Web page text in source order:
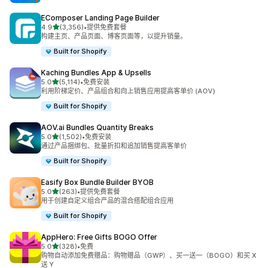
EComposer Landing Page Builder
4.9星（满分 5 星）
(3,356)
总共 3356 条评论
•提供免费套餐
构建主页、产品页面、博客页面等，以提升销量。
Built for Shopify
Kaching Bundles App & Upsells
5.0星（满分 5 星）
(5,114)
总共 5114 条评论
•免费安装
利用阶梯定价、产品组合和向上销售应用提高客单价 (AOV)
Built for Shopify
AOV.ai Bundles Quantity Breaks
5.0星（满分 5 星）
(1,502)
总共 1502 条评论
•免费安装
通过产品捆绑包、批量折扣和追加销售提高客单价
Built for Shopify
Easify Box Bundle Builder BYOB
5.0星（满分 5 星）
(263)
总共 263 条评论
•提供免费套餐
用于创建自定义组合产品的混合搭配组合应用
Built for Shopify
AppHero: Free Gifts BOGO Offer
5.0星（满分 5 星）
(328)
总共 328 条评论
•免费
购物自动添加免费赠品：购物赠品（GWP）、买一送一（BOGO）和买 X
送 Y